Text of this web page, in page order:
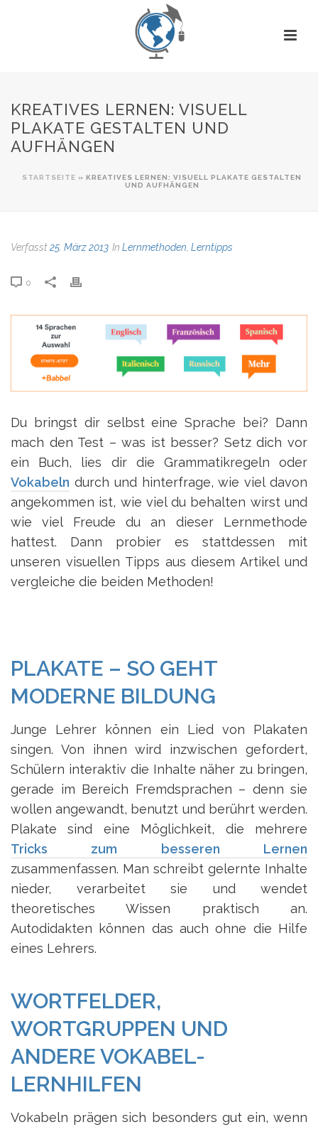
KREATIVES LERNEN: VISUELL
PLAKATE GESTALTEN UND
AUFHÄNGEN
STARTSEITE » KREATIVES LERNEN: VISUELL PLAKATE GESTALTEN
UND AUFHÄNGEN
Verfasst25. März 2013 In Lernmethoden Lerntipps
0
Du bringst dir selbst eine Sprache bei? Dann
mach den Test – was ist besser? Setz dich vor
ein Buch, lies dir die Grammatikregeln oder
Vokabeln durch und hinterfrage, wie viel davon
angekommen ist, wie viel du behalten wirst und
wie viel Freude du an dieser Lernmethode
hattest. Dann probier es stattdessen mit
unseren visuellen Tipps aus diesem Artikel und
vergleiche die beiden Methoden!
PLAKATE – SO GEHT
MODERNE BILDUNG
Junge Lehrer können ein Lied von Plakaten
singen. Von ihnen wird inzwischen gefordert,
Schülern interaktiv die Inhalte näher zu bringen,
gerade im Bereich Fremdsprachen – denn sie
wollen angewandt, benutzt und berührt werden.
Plakate sind eine Möglichkeit, die mehrere
Tricks zum besseren Lernen
zusammenfassen. Man schreibt gelernte Inhalte
nieder, verarbeitet sie und wendet
theoretisches Wissen praktisch an.
Autodidakten können das auch ohne die Hilfe
eines Lehrers.
WORTFELDER,
WORTGRUPPEN UND
ANDERE VOKABEL-
LERNHILFEN
Vokabeln prägen sich besonders gut ein, wenn